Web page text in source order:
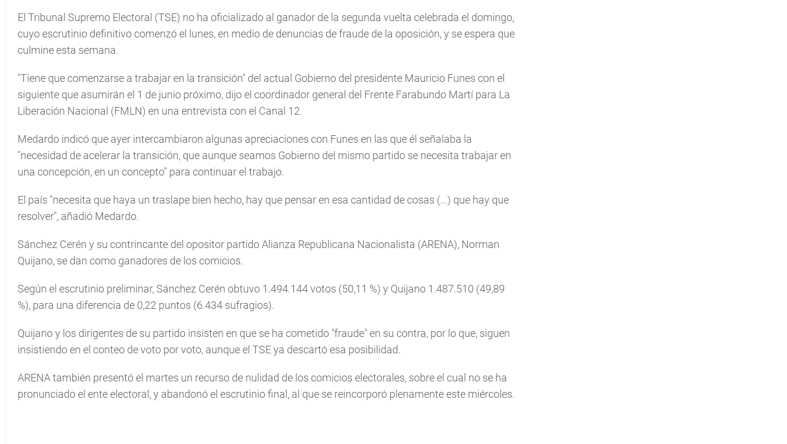
El Tribunal Supremo Electoral (TSE) no ha oficializado al ganador de la segunda vuelta celebrada el domingo,
cuyo escrutinio definitivo comenzó el lunes, en medio de denuncias de fraude de la oposición, y se espera que
culmine esta semana.
"Tiene que comenzarse a trabajar en la transición" del actual Gobierno del presidente Mauricio Funes con el
siguiente que asumirán el 1 de junio próximo, dijo el coordinador general del Frente Farabundo Martí para La
Liberación Nacional (FMLN) en una entrevista con el Canal 12.
Medardo indicó que ayer intercambiaron algunas apreciaciones con Funes en las que él señalaba la
"necesidad de acelerar la transición, que aunque seamos Gobierno del mismo partido se necesita trabajar en
una concepción, en un concepto" para continuar el trabajo.
El país "necesita que haya un traslape bien hecho, hay que pensar en esa cantidad de cosas (...) que hay que
resolver", añadió Medardo.
Sánchez Cerén y su contrincante del opositor partido Alianza Republicana Nacionalista (ARENA), Norman
Quijano, se dan como ganadores de los comicios.
Según el escrutinio preliminar, Sánchez Cerén obtuvo 1.494.144 votos (50,11 %) y Quijano 1.487.510 (49,89
%), para una diferencia de 0,22 puntos (6.434 sufragios).
Quijano y los dirigentes de su partido insisten en que se ha cometido "fraude" en su contra, por lo que, siguen
insistiendo en el conteo de voto por voto, aunque el TSE ya descartó esa posibilidad.
ARENA también presentó el martes un recurso de nulidad de los comicios electorales, sobre el cual no se ha
pronunciado el ente electoral, y abandonó el escrutinio final, al que se reincorporó plenamente este miércoles.